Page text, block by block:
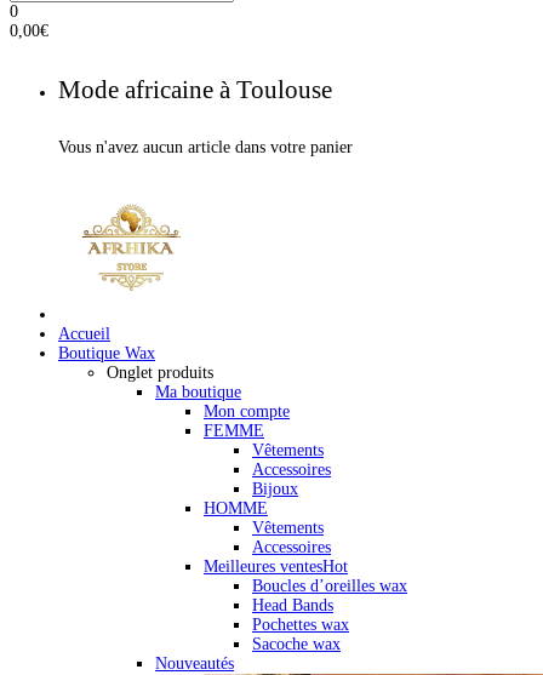
0
0,00€
Mode africaine à Toulouse
Vous n'avez aucun article dans votre panier
Accueil
Boutique Wax
Onglet produits
Ma boutique
Mon compte
FEMME
Vêtements
Accessoires
Bijoux
HOMME
Vêtements
Accessoires
Meilleures ventesHot
Boucles d’oreilles wax
Head Bands
Pochettes wax
Sacoche wax
Nouveautés